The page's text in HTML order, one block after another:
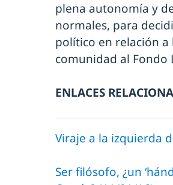
plena autonomía y
normales, para
político en relación
comunidad al Fondo
ENLACES
Viraje a la izquierda
Ser filósofo, ¿un